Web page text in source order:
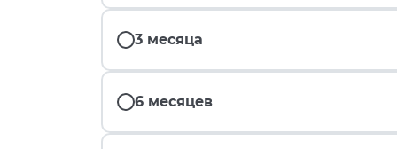
3 месяца
6 месяцев